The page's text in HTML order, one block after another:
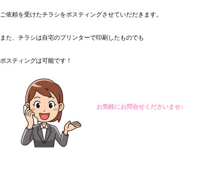
ご依頼を受けたチラシをポスティングさせていだだきます。
また、チラシは自宅のプリンターで印刷したものでも
ポスティングは可能です！
お気軽にお問合せくださいませ♪